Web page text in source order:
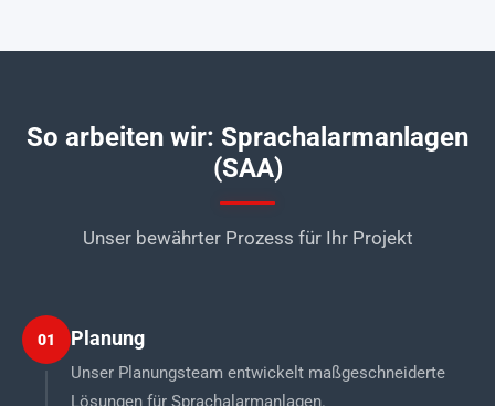
So arbeiten wir: Sprachalarmanlagen
(SAA)
Unser bewährter Prozess für Ihr Projekt
01 Planung
Unser Planungsteam entwickelt maßgeschneiderte